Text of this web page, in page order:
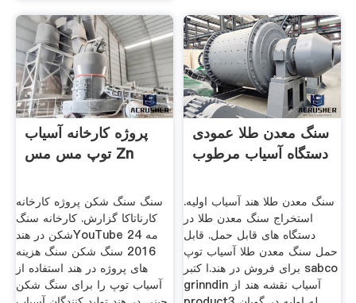
پروژه کارخانه آسیاب
توپ مس مس Zn
سنگ سنگ شکن پروژه کارخانه
کارناتاکا گزارش. کارخانه سنگ
شکن در هندYouTube 24 مه
2016 سنگ شکن سنگ هزینه
های پروژه در هند استفاده از
آسیاب توپ را برای سنگ شکن
سنگ معدن طلا عمودی
دستگاه آسیاب مرطوب
سنگ معدن طلا هند آسیاب اولیه.
استخراج سنگ معدن طلا در
دستگاه های قابل حمل. قابل
حمل سنگ معدن طلا آسیاب توپ
برای فروش در هند.ا کتبر sabco
grinndin آسیاب نقشه هند از